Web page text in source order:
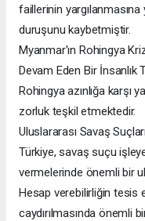
faillerinin yargılanmasına
duruşunu kaybetmiştir.
Myanmar'ın Rohingya
Devam Eden Bir İnsanlık
Rohingya azınlığa karşı
zorluk teşkil etmektedir.
Uluslararası Savaş
Türkiye, savaş suçu
vermelerinde önemli bir
Hesap verebilirliğin tesis
caydırılmasında önemli